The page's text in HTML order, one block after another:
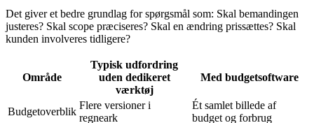
Det giver et bedre grundlag for spørgsmål som: Skal bemandingen
justeres? Skal scope præciseres? Skal en ændring prissættes? Skal
kunden involveres tidligere?
Område
Typisk udfordring
uden dedikeret
værktøj
Med budgetsoftware
Budgetoverblik
Flere versioner i
regneark
Ét samlet billede af
budget og forbrug